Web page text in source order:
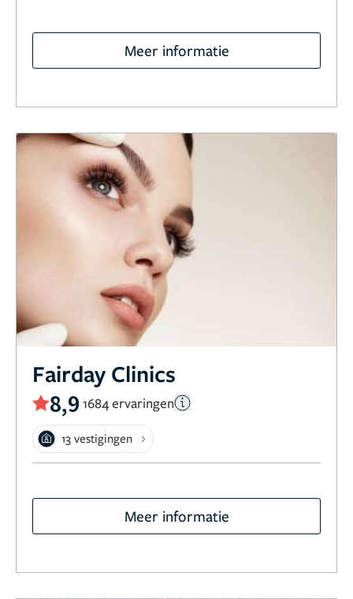
Meer informatie
Fairday Clinics
8,9 1684 ervaringen
13 vestigingen
Meer informatie